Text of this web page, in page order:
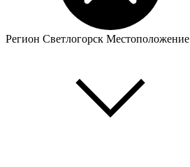
Регион Светлогорск Местоположение